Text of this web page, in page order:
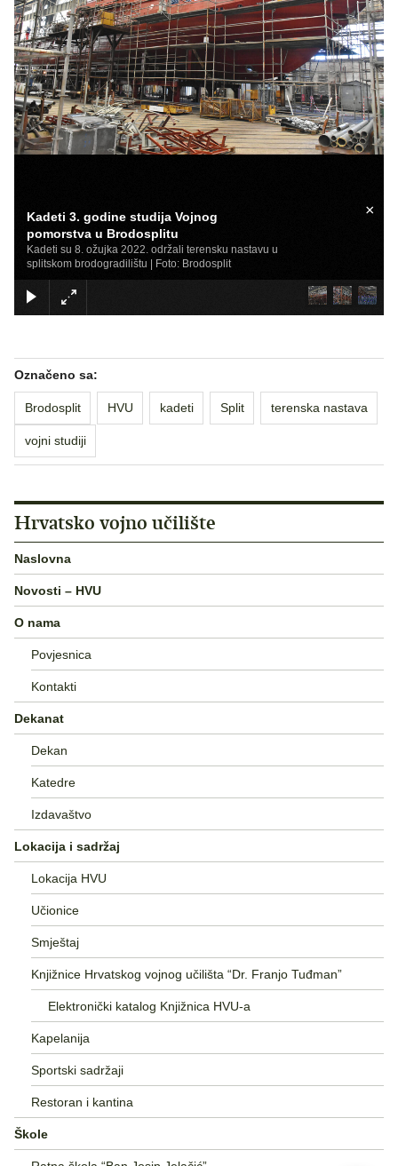
Kadeti 3. godine studija Vojnog
pomorstva u Brodosplitu
Kadeti su 8. ožujka 2022. održali terensku nastavu u
splitskom brodogradilištu | Foto: Brodosplit
×
Označeno sa:
Brodosplit HVU kadeti Split terenska nastava
vojni studiji
Hrvatsko vojno učilište
Naslovna
Novosti – HVU
O nama
Povjesnica
Kontakti
Dekanat
Dekan
Katedre
Izdavaštvo
Lokacija i sadržaj
Lokacija HVU
Učionice
Smještaj
Knjižnice Hrvatskog vojnog učilišta “Dr. Franjo Tuđman”
Elektronički katalog Knjižnica HVU-a
Kapelanija
Sportski sadržaji
Restoran i kantina
Škole